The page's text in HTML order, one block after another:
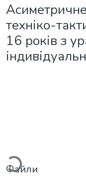
техніко-
16 років з
Файли